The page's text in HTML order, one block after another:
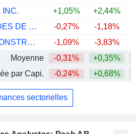
INC.
+1,05% +2,44%
ACS, ACTIVIDADES DE CONSTRUCCIÓN Y SERVICIOS, S.A.
-0,27% -1,18%
CHINA STATE CONSTRUCTION ENGINEERING CORPORATION LIMITED
-1,09% -3,83%
Moyenne
-0,31% +0,35%
par Capi.
-0,24% +0,68%
sectorielles